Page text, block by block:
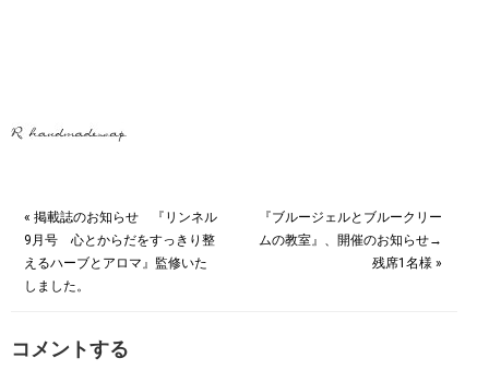
« 掲載誌のお知らせ 『リンネル
9月号 心とからだをすっきり整
えるハーブとアロマ』監修いた
しました。
『ブルージェルとブルークリー
ムの教室』、開催のお知らせ→
残席1名様 »
コメントする